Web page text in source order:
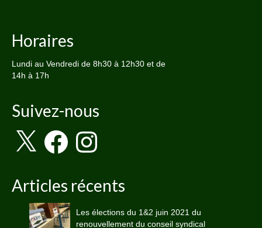
Horaires
Lundi au Vendredi de 8h30 à 12h30 et de
14h à 17h
Suivez-nous
FacebookInstagram
Articles récents
Les élections du 1&2 juin 2021 du
renouvellement du conseil syndical